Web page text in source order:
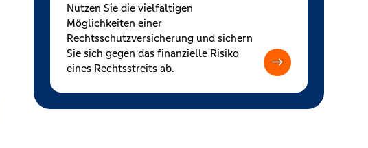
Nutzen Sie die vielfältigen
Möglichkeiten einer
Rechtsschutzversicherung und sichern
Sie sich gegen das finanzielle Risiko
eines Rechtsstreits ab.